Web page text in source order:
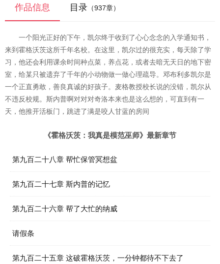
作品信息 目录 （937章）
一个阳光正好的下午，凯尔终于收到了心心念念的入学通知书，
来到霍格沃茨这所千年名校。在这里，凯尔过的很充实，每天除了学
习，他还会利用课余时间种点菜，养点花，或者去暗无天日的地下密
室，给某只被遗弃了千年的小动物做一做心理疏导。邓布利多凯尔是
一个正直勇敢，善良真诚的好孩子。麦格教授校长说的没错，凯尔从
不违反校规。斯内普啊对对对奇洛本来也是这么想的，可直到有一
天，他推开活板门，跳进了满是咬人甘蓝的房间
《霍格沃茨：我真是模范巫师》最新章节
第九百二十八章 帮忙保管冥想盆
第九百二十七章 斯内普的记忆
第九百二十六章 帮了大忙的纳威
请假条
第九百二十五章 这破霍格沃茨，一分钟都待不下去了